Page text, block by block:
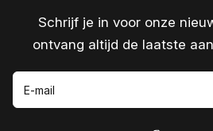
Schrijf je in voor onze
ontvang altijd de laatste
E-mail